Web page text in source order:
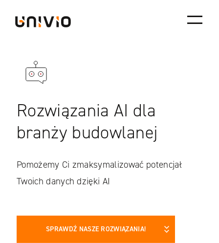
content
Rozwiązania AI dla
branży budowlanej
Pomożemy Ci zmaksymalizować potencjał
Twoich danych dzięki AI
SPRAWDŹ NASZE ROZWIĄZANIA!